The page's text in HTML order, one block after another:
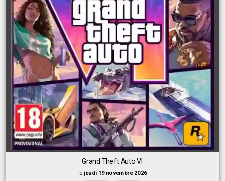
Grand Theft Auto VI
le jeudi 19 novembre 2026